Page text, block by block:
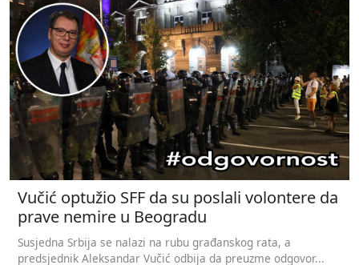
Vučić optužio SFF da su poslali volontere da
prave nemire u Beogradu
Susjedna Srbija se nalazi na rubu građanskog rata, a
predsjednik Aleksandar Vučić odbija da preuzme odgovor...